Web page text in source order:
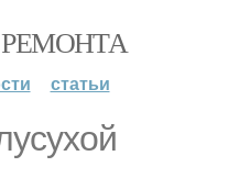
статьи